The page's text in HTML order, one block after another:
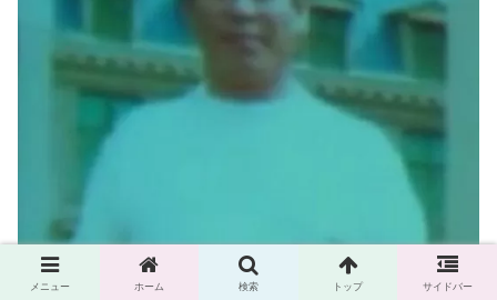
メニュー ホーム 検索 トップ サイドバー